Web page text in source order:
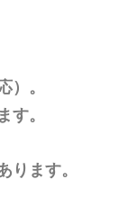
）。
す。
ります。